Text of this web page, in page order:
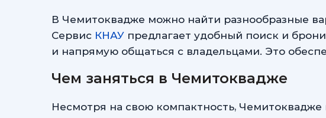
В Чемитоквадже можно найти разнообразные
Сервис КНАУ предлагает удобный поиск и
и напрямую общаться с владельцами. Это
Чем заняться в Чемитоквадже
Несмотря на свою компактность,